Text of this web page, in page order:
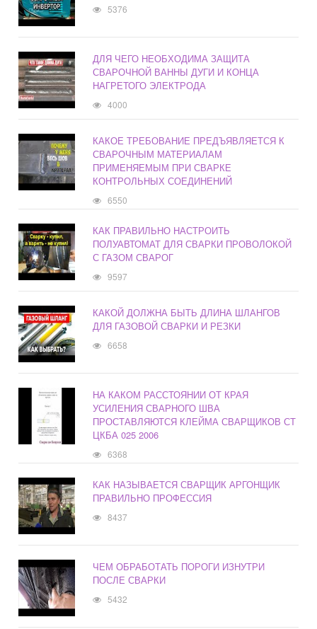
5376
ДЛЯ ЧЕГО НЕОБХОДИМА ЗАЩИТА
СВАРОЧНОЙ ВАННЫ ДУГИ И КОНЦА
НАГРЕТОГО ЭЛЕКТРОДА
4000
КАКОЕ ТРЕБОВАНИЕ ПРЕДЪЯВЛЯЕТСЯ К
СВАРОЧНЫМ МАТЕРИАЛАМ
ПРИМЕНЯЕМЫМ ПРИ СВАРКЕ
КОНТРОЛЬНЫХ СОЕДИНЕНИЙ
6550
КАК ПРАВИЛЬНО НАСТРОИТЬ
ПОЛУАВТОМАТ ДЛЯ СВАРКИ ПРОВОЛОКОЙ
С ГАЗОМ СВАРОГ
9597
КАКОЙ ДОЛЖНА БЫТЬ ДЛИНА ШЛАНГОВ
ДЛЯ ГАЗОВОЙ СВАРКИ И РЕЗКИ
6658
НА КАКОМ РАССТОЯНИИ ОТ КРАЯ
УСИЛЕНИЯ СВАРНОГО ШВА
ПРОСТАВЛЯЮТСЯ КЛЕЙМА СВАРЩИКОВ СТ
ЦКБА 025 2006
6368
КАК НАЗЫВАЕТСЯ СВАРЩИК АРГОНЩИК
ПРАВИЛЬНО ПРОФЕССИЯ
8437
ЧЕМ ОБРАБОТАТЬ ПОРОГИ ИЗНУТРИ
ПОСЛЕ СВАРКИ
5432